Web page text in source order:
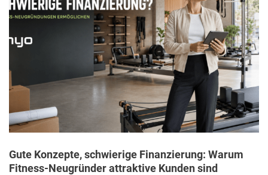
Gute Konzepte, schwierige Finanzierung: Warum
Fitness-Neugründer attraktive Kunden sind